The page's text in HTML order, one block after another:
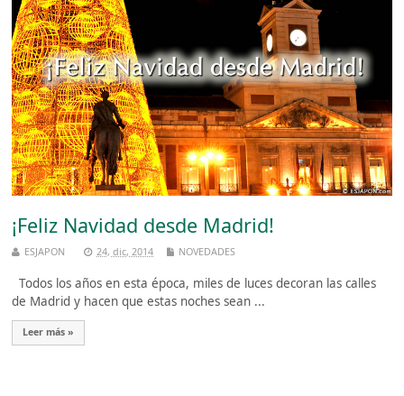
¡Feliz Navidad desde Madrid!
ESJAPON 24, dic, 2014 NOVEDADES
Todos los años en esta época, miles de luces decoran las calles
de Madrid y hacen que estas noches sean ...
Leer más »